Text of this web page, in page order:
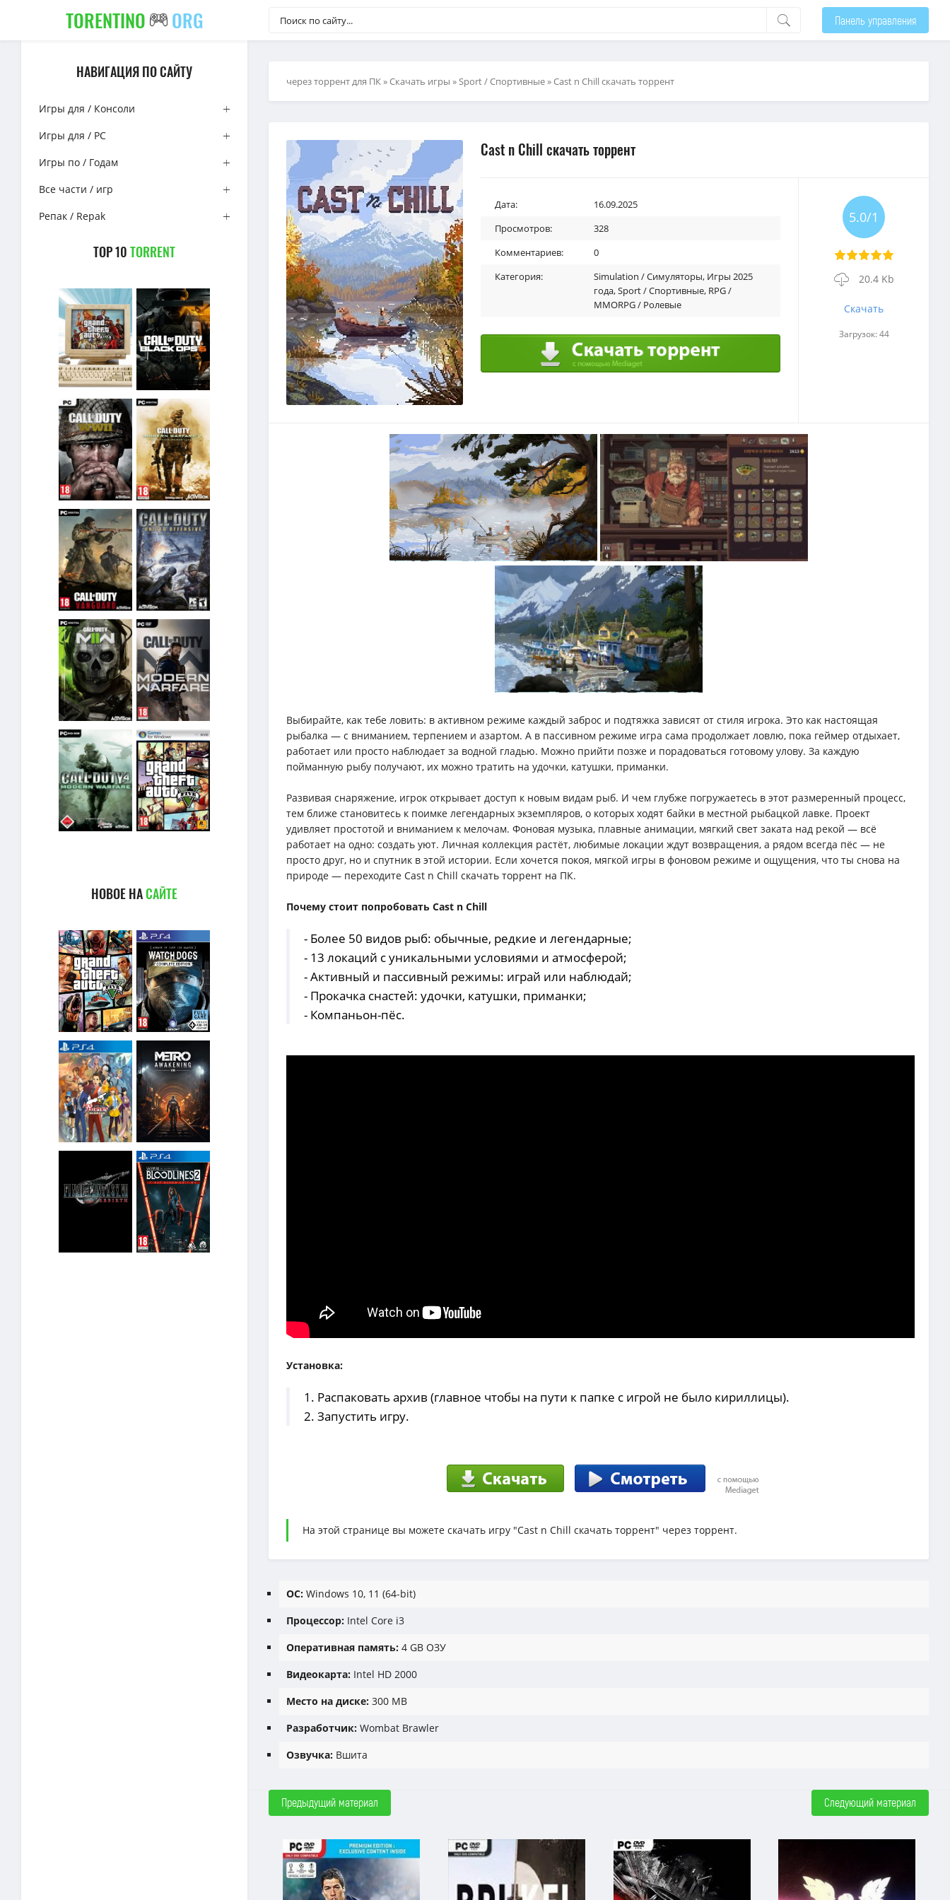
TORENTINO ORG Панель управления
НАВИГАЦИЯ ПО САЙТУ
Игры для / Консоли
Игры для / PC
Игры по / Годам
Все части / игр
Репак / Repak
TOP 10TORRENT
НОВОЕ НАСАЙТЕ
через торрент для ПК»Скачать игры »Sport / Спортивные» Cast n Chill скачать торрент
Cast n Chill скачать торрент
Дата:
16.09.2025
Просмотров:
328
Комментариев:
0
Категория:
Simulation / Симуляторы, Игры 2025
года,Sport / Спортивные, RPG /
MMORPG / Ролевые
5.0/1
20.4 Kb
Скачать
Загрузок: 44
Выбирайте, как тебе ловить: в активном режиме каждый заброс и подтяжка зависят от стиля игрока. Это как настоящая
рыбалка — с вниманием, терпением и азартом. А в пассивном режиме игра сама продолжает ловлю, пока геймер отдыхает,
работает или просто наблюдает за водной гладью. Можно прийти позже и порадоваться готовому улову. За каждую
пойманную рыбу получают, их можно тратить на удочки, катушки, приманки.
Развивая снаряжение, игрок открывает доступ к новым видам рыб. И чем глубже погружаетесь в этот размеренный процесс,
тем ближе становитесь к поимке легендарных экземпляров, о которых ходят байки в местной рыбацкой лавке. Проект
удивляет простотой и вниманием к мелочам. Фоновая музыка, плавные анимации, мягкий свет заката над рекой — всё
работает на одно: создать уют. Личная коллекция растёт, любимые локации ждут возвращения, а рядом всегда пёс — не
просто друг, но и спутник в этой истории. Если хочется покоя, мягкой игры в фоновом режиме и ощущения, что ты снова на
природе — переходите Cast n Chill скачать торрент на ПК.
Почему стоит попробовать Cast n Chill
- Более 50 видов рыб: обычные, редкие и легендарные;
- 13 локаций с уникальными условиями и атмосферой;
- Активный и пассивный режимы: играй или наблюдай;
- Прокачка снастей: удочки, катушки, приманки;
- Компаньон-пёс.
Установка:
1. Распаковать архив (главное чтобы на пути к папке с игрой не было кириллицы).
2. Запустить игру.
На этой странице вы можете скачать игру "Cast n Chill скачать торрент" через торрент.
ОС: Windows 10, 11 (64-bit)
Процессор: Intel Core i3
Оперативная память: 4 GB ОЗУ
Видеокарта: Intel HD 2000
Место на диске: 300 MB
Разработчик: Wombat Brawler
Озвучка: Вшита
Предыдущий материал Следующий материал